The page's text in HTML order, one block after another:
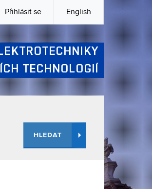
Přihlásit se English
TECHNOLOGIÍ
HLEDAT